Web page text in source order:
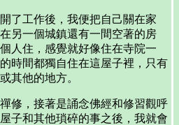
了工作後，我便把自己關在家
另一個城鎮還有一間空著的房
人住，感覺就好像住在寺院一
時間都獨自住在這屋子裡，只有
其他的地方。
修，接著是誦念佛經和修習觀呼
子和其他瑣碎的事之後，我就會